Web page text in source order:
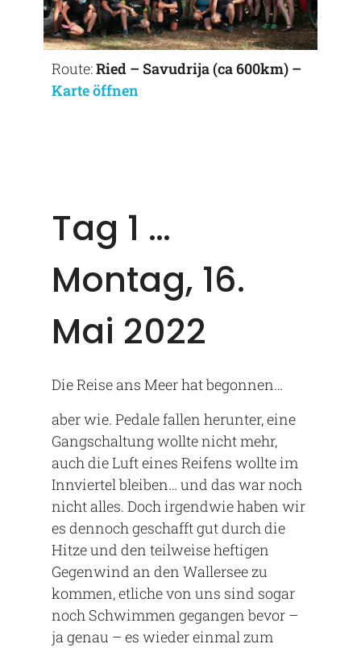
Route:Ried – Savudrija (ca 600km) –
Karte öffnen
Tag 1 …
Montag, 16.
Mai 2022
Die Reise ans Meer hat begonnen…
aber wie. Pedale fallen herunter, eine
Gangschaltung wollte nicht mehr,
auch die Luft eines Reifens wollte im
Innviertel bleiben… und das war noch
nicht alles. Doch irgendwie haben wir
es dennoch geschafft gut durch die
Hitze und den teilweise heftigen
Gegenwind an den Wallersee zu
kommen, etliche von uns sind sogar
noch Schwimmen gegangen bevor –
ja genau – es wieder einmal zum